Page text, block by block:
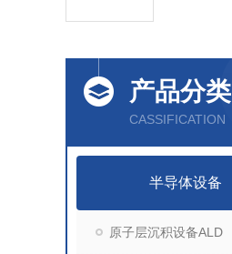
产品分类
CASSIFICATION
半导体设备
原子层沉积设备ALD